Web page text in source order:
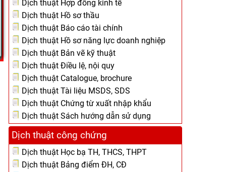
Dịch thuật Hợp đồng kinh tế
Dịch thuật Hồ sơ thầu
Dịch thuật Báo cáo tài chính
Dịch thuật Hồ sơ năng lực doanh nghiệp
Dịch thuật Bản vẽ kỹ thuật
Dịch thuật Điều lệ, nội quy
Dịch thuật Catalogue, brochure
Dịch thuật Tài liệu MSDS, SDS
Dịch thuật Chứng từ xuất nhập khẩu
Dịch thuật Sách hướng dẫn sử dụng
Dịch thuật công chứng
Dịch thuật Học bạ TH, THCS, THPT
Dịch thuật Bảng điểm ĐH, CĐ